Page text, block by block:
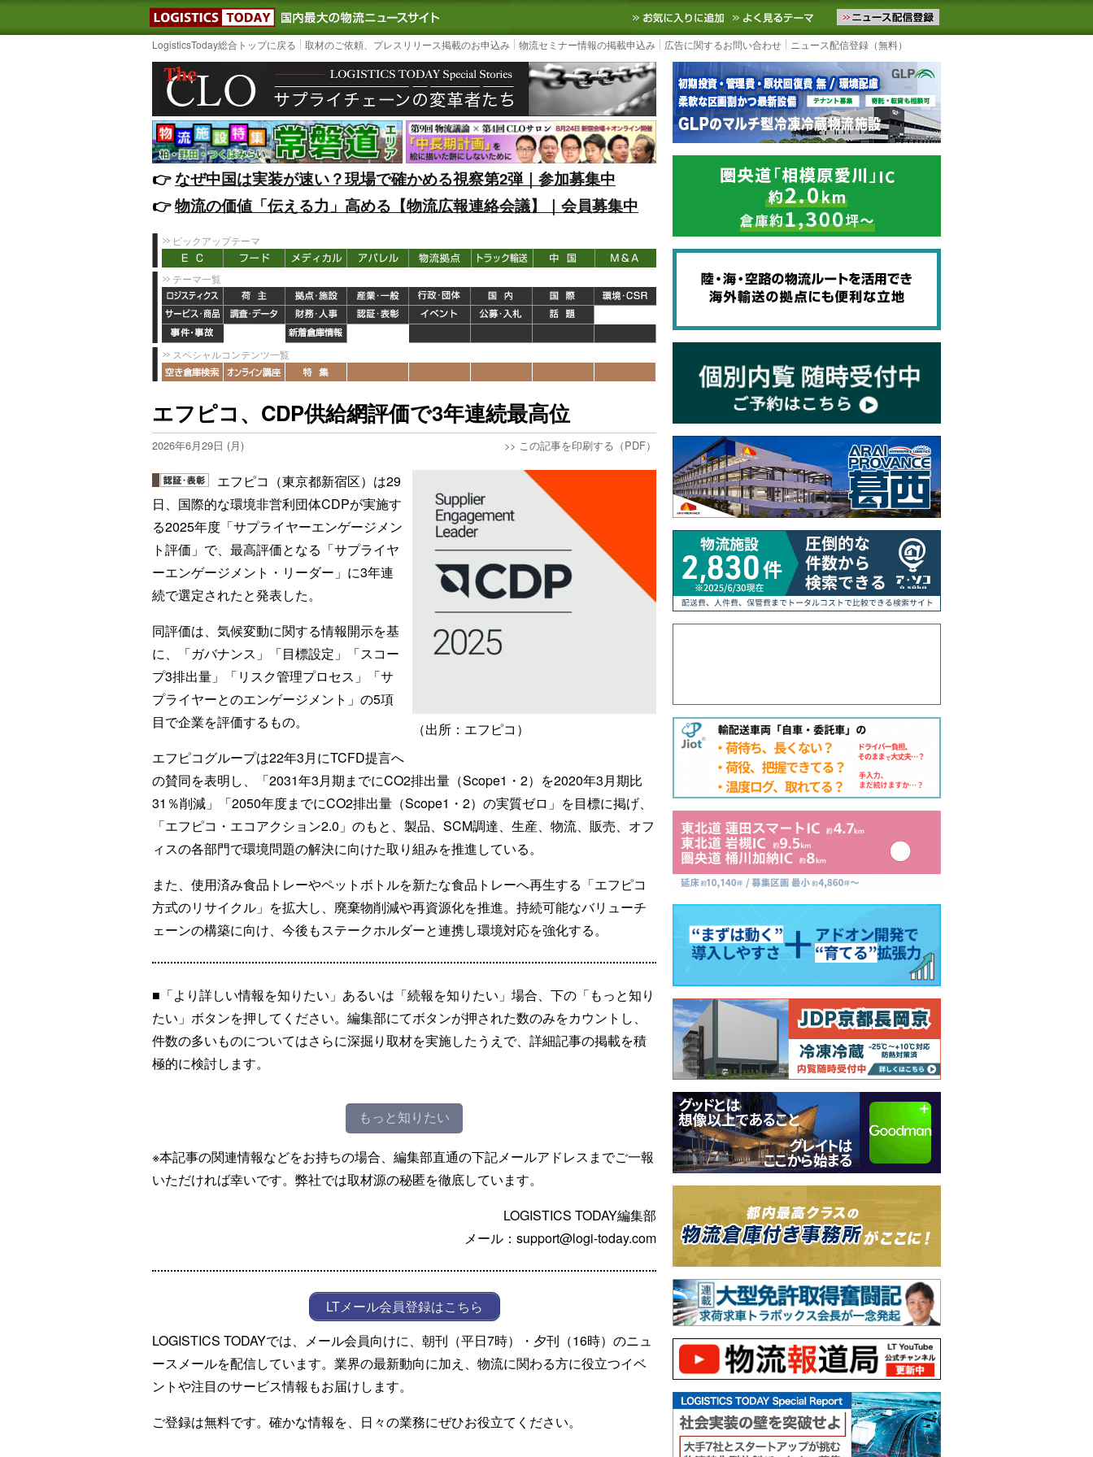
LOGISTICS TODAY｜国内最大の物流ニュースサイト3PL, SCMなど国内外の最新の物流ニュースをお届けします。物流ニュースメール配信を登録す
お気に入りに追加 よく見るテーマ
LogisticsToday総合トップに戻る 取材のご依頼、プレスリリース掲載のお申込み 物流セミナー情報の掲載申込み 広告に関するお問い合わせ ニュース配信登録（無料）
👉️なぜ中国は実装が速い？現場で確かめる視察第2弾｜参加募集中
👉️物流の価値「伝える力」高める【物流広報連絡会議】｜会員募集中
ピックアップテーマ
テーマ一覧
スペシャルコンテンツ一覧
エフピコ、CDP供給網評価で3年連続最高位
2026年6月29日 (月) >> この記事を印刷する（PDF）
（出所：エフピコ）
エフピコ（東京都新宿区）は29
日、国際的な環境非営利団体CDPが実施す
る2025年度「サプライヤーエンゲージメン
ト評価」で、最高評価となる「サプライヤ
ーエンゲージメント・リーダー」に3年連
続で選定されたと発表した。
同評価は、気候変動に関する情報開示を基
に、「ガバナンス」「目標設定」「スコー
プ3排出量」「リスク管理プロセス」「サ
プライヤーとのエンゲージメント」の5項
目で企業を評価するもの。
エフピコグループは22年3月にTCFD提言へ
の賛同を表明し、「2031年3月期までにCO2排出量（Scope1・2）を2020年3月期比
31％削減」「2050年度までにCO2排出量（Scope1・2）の実質ゼロ」を目標に掲げ、
「エフピコ・エコアクション2.0」のもと、製品、SCM調達、生産、物流、販売、オフ
ィスの各部門で環境問題の解決に向けた取り組みを推進している。
また、使用済み食品トレーやペットボトルを新たな食品トレーへ再生する「エフピコ
方式のリサイクル」を拡大し、廃棄物削減や再資源化を推進。持続可能なバリューチ
ェーンの構築に向け、今後もステークホルダーと連携し環境対応を強化する。
■「より詳しい情報を知りたい」あるいは「続報を知りたい」場合、下の「もっと知り
たい」ボタンを押してください。編集部にてボタンが押された数のみをカウントし、
件数の多いものについてはさらに深掘り取材を実施したうえで、詳細記事の掲載を積
極的に検討します。
もっと知りたい
※本記事の関連情報などをお持ちの場合、編集部直通の下記メールアドレスまでご一報
いただければ幸いです。弊社では取材源の秘匿を徹底しています。
LOGISTICS TODAY編集部
メール：support@logi-today.com
LTメール会員登録はこちら
LOGISTICS TODAYでは、メール会員向けに、朝刊（平日7時）・夕刊（16時）のニュ
ースメールを配信しています。業界の最新動向に加え、物流に関わる方に役立つイベ
ントや注目のサービス情報もお届けします。
ご登録は無料です。確かな情報を、日々の業務にぜひお役立てください。